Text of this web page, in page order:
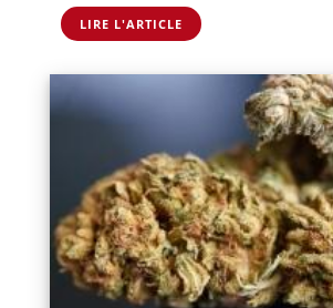
LIRE L'ARTICLE